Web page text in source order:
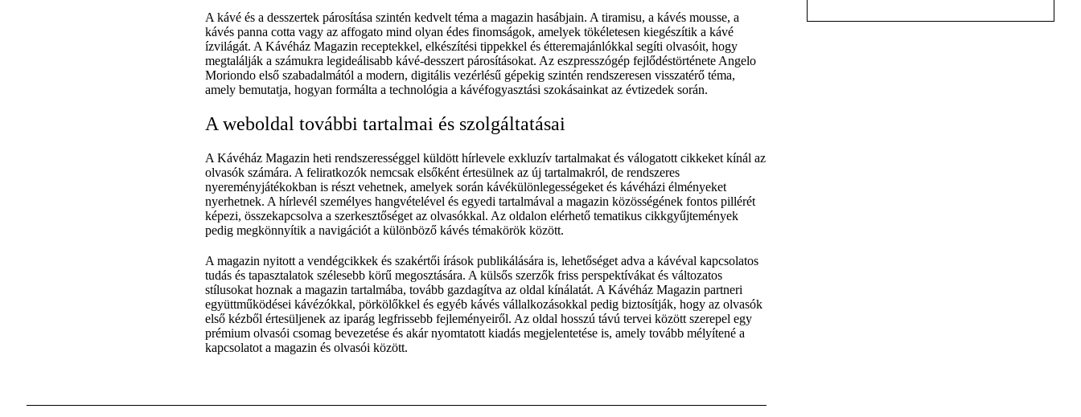
A kávé és a desszertek párosítása szintén kedvelt téma a magazin hasábjain. A tiramisu, a kávés mousse, a
kávés panna cotta vagy az affogato mind olyan édes finomságok, amelyek tökéletesen kiegészítik a kávé
ízvilágát. A Kávéház Magazin receptekkel, elkészítési tippekkel és étteremajánlókkal segíti olvasóit, hogy
megtalálják a számukra legideálisabb kávé-desszert párosításokat. Az eszpresszógép fejlődéstörténete Angelo
Moriondo első szabadalmától a modern, digitális vezérlésű gépekig szintén rendszeresen visszatérő téma,
amely bemutatja, hogyan formálta a technológia a kávéfogyasztási szokásainkat az évtizedek során.
A weboldal további tartalmai és szolgáltatásai
A Kávéház Magazin heti rendszerességgel küldött hírlevele exkluzív tartalmakat és válogatott cikkeket kínál az
olvasók számára. A feliratkozók nemcsak elsőként értesülnek az új tartalmakról, de rendszeres
nyereményjátékokban is részt vehetnek, amelyek során kávékülönlegességeket és kávéházi élményeket
nyerhetnek. A hírlevél személyes hangvételével és egyedi tartalmával a magazin közösségének fontos pillérét
képezi, összekapcsolva a szerkesztőséget az olvasókkal. Az oldalon elérhető tematikus cikkgyűjtemények
pedig megkönnyítik a navigációt a különböző kávés témakörök között.
A magazin nyitott a vendégcikkek és szakértői írások publikálására is, lehetőséget adva a kávéval kapcsolatos
tudás és tapasztalatok szélesebb körű megosztására. A külsős szerzők friss perspektívákat és változatos
stílusokat hoznak a magazin tartalmába, tovább gazdagítva az oldal kínálatát. A Kávéház Magazin partneri
együttműködései kávézókkal, pörkölőkkel és egyéb kávés vállalkozásokkal pedig biztosítják, hogy az olvasók
első kézből értesüljenek az iparág legfrissebb fejleményeiről. Az oldal hosszú távú tervei között szerepel egy
prémium olvasói csomag bevezetése és akár nyomtatott kiadás megjelentetése is, amely tovább mélyítené a
kapcsolatot a magazin és olvasói között.